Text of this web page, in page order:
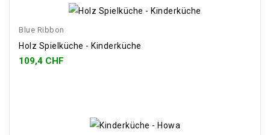
Blue Ribbon
Holz Spielküche - Kinderküche
109,4 CHF